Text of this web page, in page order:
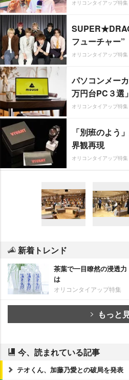
オリコンタイアップ特集
フューチャー”
オリコンタイアップ特集
パソコンメー
万円台PC３選」
オリコンタイアップ特集
「別班のよう
界観再現
オリコンタイアップ特集
新着トレンド
茶葉で一目瞭然の浸透
は
オリコンタイアップ特集
もっと
今、読まれている記事
テオくん、加藤乃愛との破局を発表